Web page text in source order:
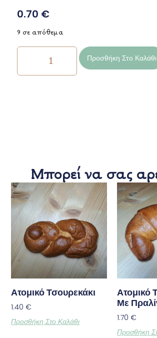
0.70 €
9 σε απόθεμα
Προσθήκη Στο Καλάθι
Μπορεί να σας
Ατομικό Τσουρεκάκι
1.40€
Προσθήκη Στο Καλάθι
Ατομικό
Με
1.70 €
Προσθήκη